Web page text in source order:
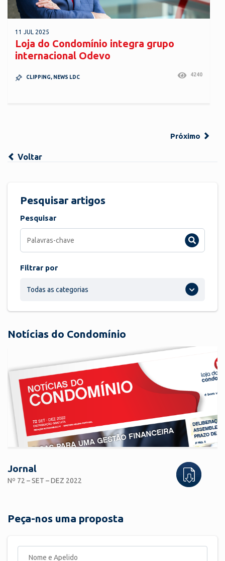
11 JUL 2025
Loja do Condomínio integra grupo
internacional Odevo
CLIPPING, NEWS LDC 4240
Próximo
Voltar
Pesquisar artigos
Pesquisar
Filtrar por
Todas as categorias
Notícias do Condomínio
Jornal
Nº 72 – SET – DEZ 2022
Peça-nos uma proposta